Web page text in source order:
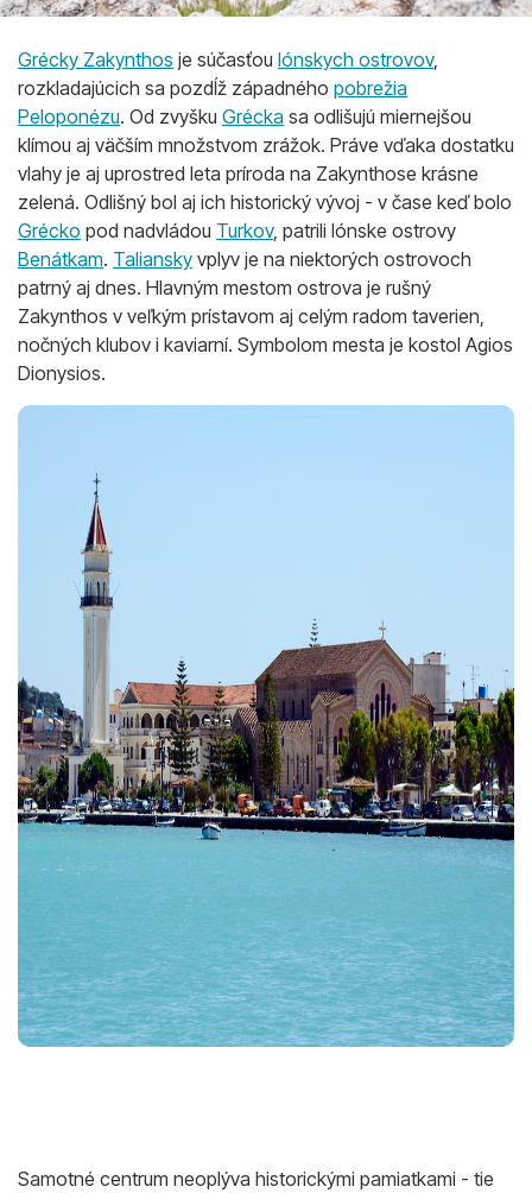
Grécky Zakynthos je súčasťou Iónskych ostrovov,
rozkladajúcich sa pozdĺž západného pobrežia
Peloponézu. Od zvyšku Grécka sa odlišujú miernejšou
klímou aj väčším množstvom zrážok. Práve vďaka dostatku
vlahy je aj uprostred leta príroda na Zakynthose krásne
zelená. Odlišný bol aj ich historický vývoj - v čase keď bolo
Grécko pod nadvládou Turkov, patrili Iónske ostrovy
Benátkam. Taliansky vplyv je na niektorých ostrovoch
patrný aj dnes. Hlavným mestom ostrova je rušný
Zakynthos v veľkým prístavom aj celým radom taverien,
nočných klubov i kaviarní. Symbolom mesta je kostol Agios
Dionysios.
Samotné centrum neoplýva historickými pamiatkami - tie